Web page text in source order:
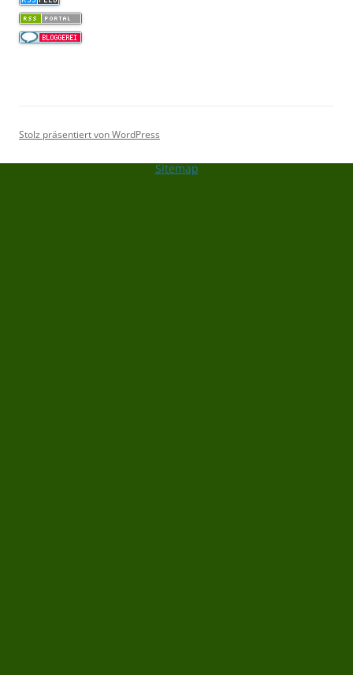
Stolz präsentiert von WordPress
Sitemap